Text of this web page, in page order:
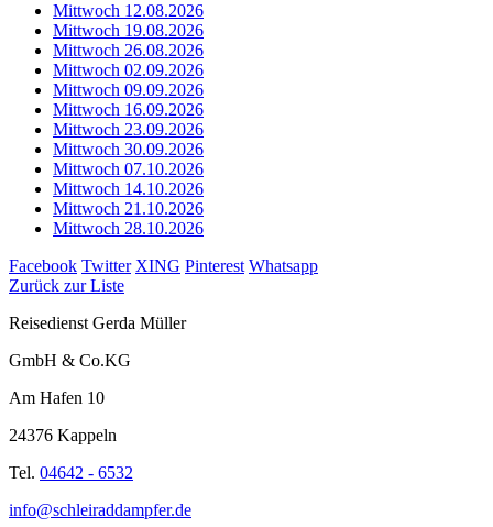
Mittwoch 12.08.2026
Mittwoch 19.08.2026
Mittwoch 26.08.2026
Mittwoch 02.09.2026
Mittwoch 09.09.2026
Mittwoch 16.09.2026
Mittwoch 23.09.2026
Mittwoch 30.09.2026
Mittwoch 07.10.2026
Mittwoch 14.10.2026
Mittwoch 21.10.2026
Mittwoch 28.10.2026
Facebook Twitter XING Pinterest Whatsapp
Zurück zur Liste
Reisedienst Gerda Müller
GmbH & Co.KG
Am Hafen 10
24376 Kappeln
Tel. 04642 - 6532
info@schleiraddampfer.de